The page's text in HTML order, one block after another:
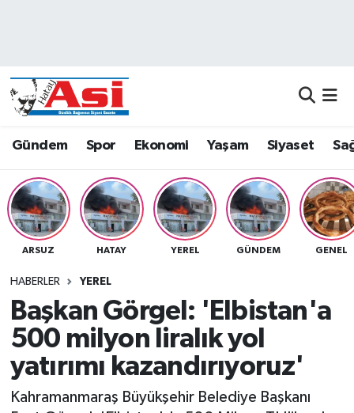
Gündem Spor Ekonomi Yaşam Siyaset
ARSUZ HATAY YEREL GÜNDEM GENEL
HABERLER YEREL
Başkan Görgel: 'Elbistan'a
500 milyon liralık yol
yatırımı kazandırıyoruz'
Kahramanmaraş Büyükşehir Belediye Başkanı
Dünya
Eğitim
Ekonomi
Gündem
Sağlık
Siyaset
Hava Durumu
Namaz Vakitleri
Trafik Durumu
Süper Lig Puan Durumu ve Fikstür
Son Dakika Haberleri
Haber Arşivi